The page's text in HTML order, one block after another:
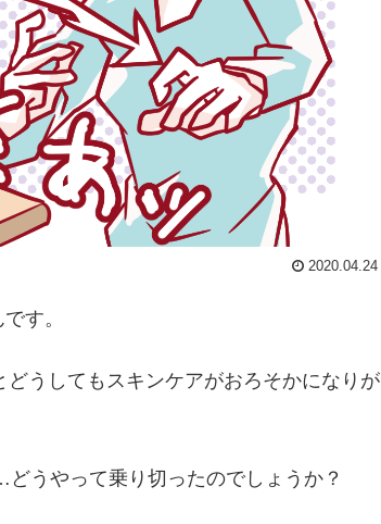
2020.04.24
す。
うしてもスキンケアがおろそかになりが
うやって乗り切ったのでしょうか？